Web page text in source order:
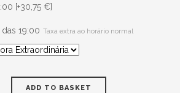
[+30,75 €]
19:00 Taxa extra ao horário normal
ADD TO BASKET